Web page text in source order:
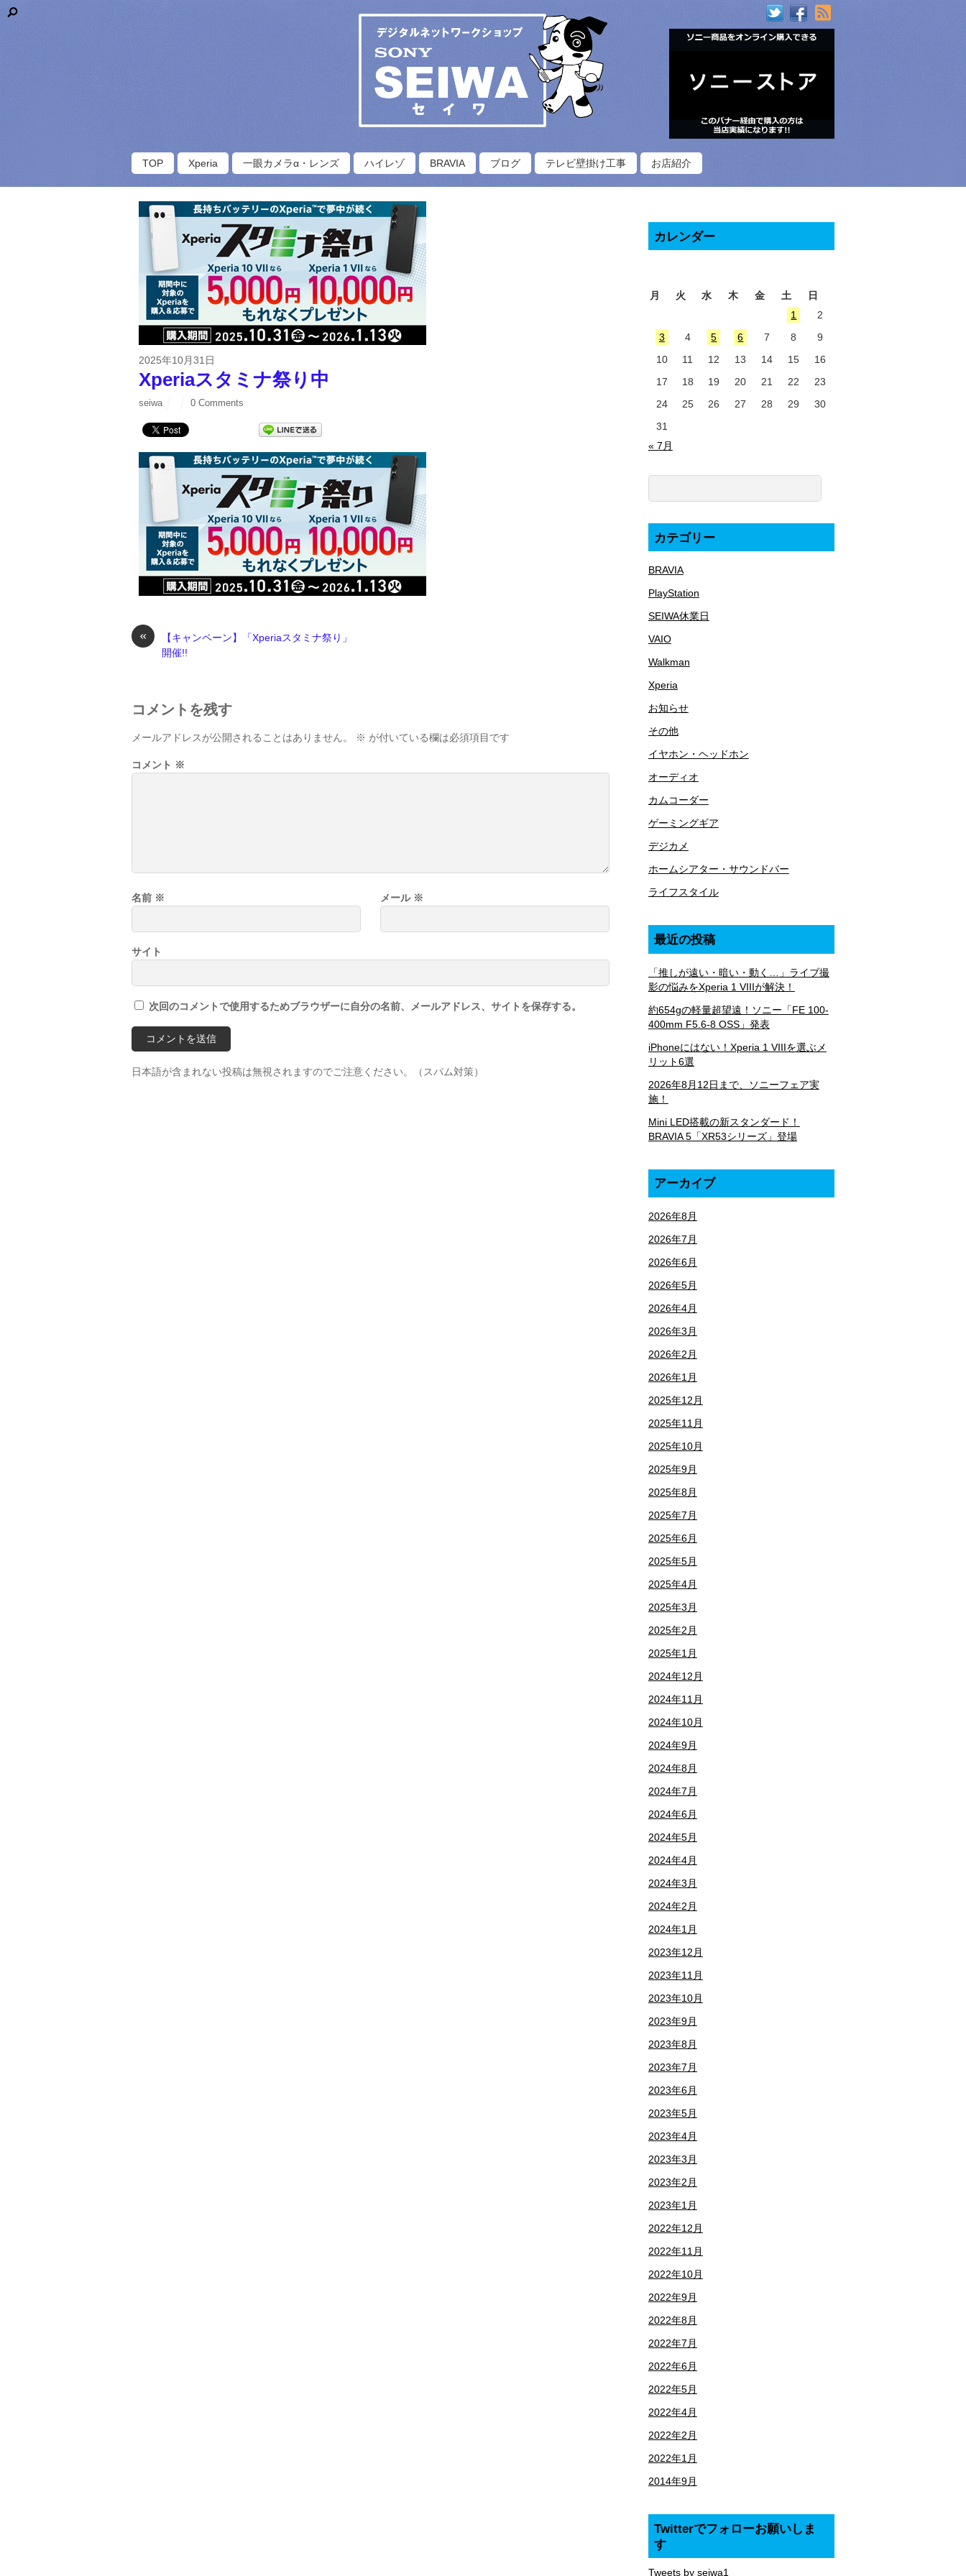
TOP Xperia 一眼カメラα・レンズ ハイレゾ BRAVIA ブログ テレビ壁掛け工事 お店紹介
2025年10月31日
Xperiaスタミナ祭り中
seiwa 0 Comments
«
【キャンペーン】「Xperiaスタミナ祭り」
開催!!
コメントを残す
メールアドレスが公開されることはありません。 ※ が付いている欄は必須項目です
コメント ※
名前 ※ メール ※
サイト
次回のコメントで使用するためブラウザーに自分の名前、メールアドレス、サイトを保存する。
日本語が含まれない投稿は無視されますのでご注意ください。（スパム対策）
カレンダー
月 火 水 木 金 土
日
1
2
3
4 5 6 7 8
9
10
11 12 13 14 15
16
17
18 19 20 21 22
23
24
25 26 27 28 29
30
31
« 7月
カテゴリー
BRAVIA
PlayStation
SEIWA休業日
VAIO
Walkman
Xperia
お知らせ
その他
イヤホン・ヘッドホン
オーディオ
カムコーダー
ゲーミングギア
デジカメ
ホームシアター・サウンドバー
ライフスタイル
最近の投稿
「推しが遠い・暗い・動く…」ライブ撮
影の悩みをXperia 1 VIIIが解決！
約654gの軽量超望遠！ソニー「FE 100-
400mm F5.6-8 OSS」発表
iPhoneにはない！Xperia 1 VIIIを選ぶメ
リット6選
2026年8月12日まで、ソニーフェア実
施！
Mini LED搭載の新スタンダード！
BRAVIA 5「XR53シリーズ」登場
アーカイブ
2026年8月
2026年7月
2026年6月
2026年5月
2026年4月
2026年3月
2026年2月
2026年1月
2025年12月
2025年11月
2025年10月
2025年9月
2025年8月
2025年7月
2025年6月
2025年5月
2025年4月
2025年3月
2025年2月
2025年1月
2024年12月
2024年11月
2024年10月
2024年9月
2024年8月
2024年7月
2024年6月
2024年5月
2024年4月
2024年3月
2024年2月
2024年1月
2023年12月
2023年11月
2023年10月
2023年9月
2023年8月
2023年7月
2023年6月
2023年5月
2023年4月
2023年3月
2023年2月
2023年1月
2022年12月
2022年11月
2022年10月
2022年9月
2022年8月
2022年7月
2022年6月
2022年5月
2022年4月
2022年2月
2022年1月
2014年9月
Twitterでフォローお願いしま
す
Tweets by seiwa1